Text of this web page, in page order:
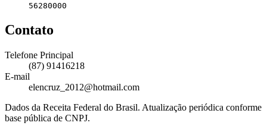
56280000
Contato
Telefone Principal
(87) 91416218
E-mail
elencruz_2012@hotmail.com
Dados da Receita Federal do Brasil. Atualização periódica conforme
base pública de CNPJ.